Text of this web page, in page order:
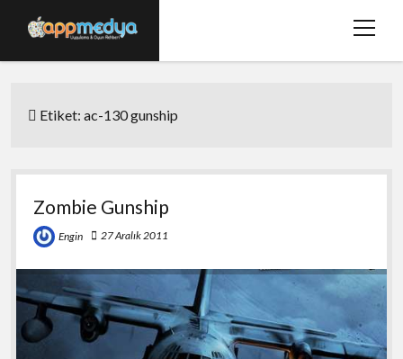
menüyü
Hakkımızda
twitterfacebook
Etiket:ac-130 gunship
Zombie Gunship
Engin 27 Aralık 2011